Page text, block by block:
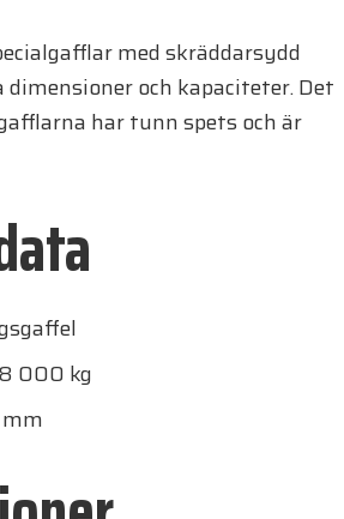
med skräddarsydd
dimensioner och kapaciteter. Det
har tunn spets och är
000 kg